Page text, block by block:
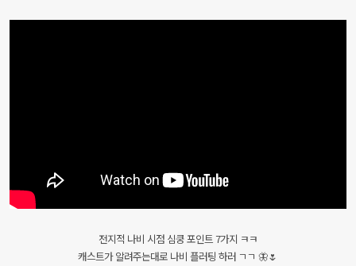
전지적 나비 시점 심쿵 포인트 7가지 ㅋㅋ
캐스트가 알려주는대로 나비 플러팅 하러 ㄱㄱ 🦋🌷